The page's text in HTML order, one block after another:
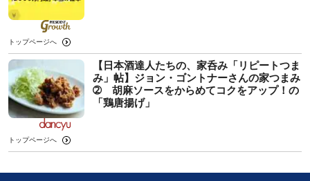
トップページへ
【日本酒達人たちの、家呑み「リピートつま
み」帖】ジョン・ゴントナーさんの家つまみ
➁ 胡麻ソースをからめてコクをアップ！の
「鶏唐揚げ」
トップページへ